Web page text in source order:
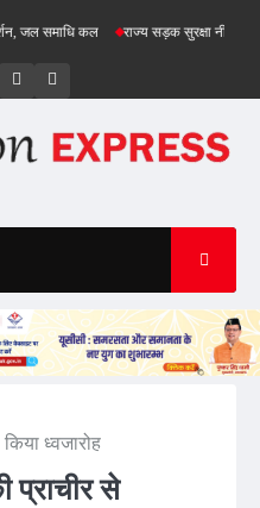
समाधि कल राज्य सड़क सुरक्षा नीति 2025
LinkedIn
ध्वजारोह
प्राचीर से